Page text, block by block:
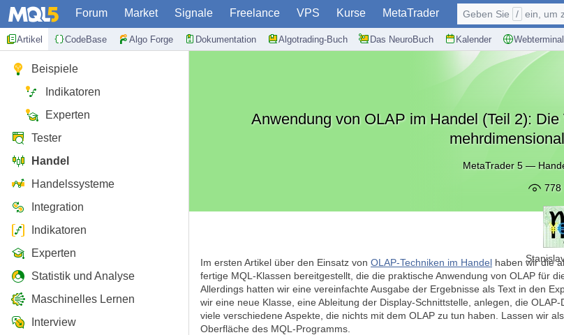
Forum Market Signale Freelance VPS Kurse MetaTrader
Artikel CodeBase Algo Forge Dokumentation Algotrading-Buch Das NeuroBuch Kalender Webterminal
Geben Sie / ein, um zu
Beispiele
Indikatoren
Experten
Tester
Handel
Handelssysteme
Integration
Indikatoren
Experten
Statistik und Analyse
Maschinelles Lernen
Interview
Anwendung von OLAP im Handel (Teil 2):
MetaTrader 5 —
778
Im ersten Artikel über den Einsatz von OLAP-Techniken im Handel haben wir die
fertige MQL-Klassen bereitgestellt, die die praktische Anwendung von OLAP für
Allerdings hatten wir eine vereinfachte Ausgabe der Ergebnisse als Text in den
wir eine neue Klasse, eine Ableitung der Display-Schnittstelle, anlegen, die
viele verschiedene Aspekte, die nichts mit dem OLAP zu tun haben. Lassen wir
Oberfläche des MQL-Programms.